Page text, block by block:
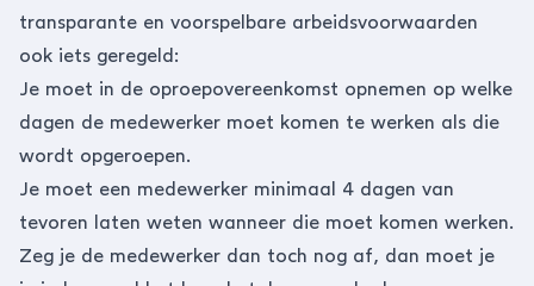
transparante en voorspelbare arbeidsvoorwaarden
ook iets geregeld:
Je moet in de oproepovereenkomst opnemen op welke
dagen de medewerker moet komen te werken als die
wordt opgeroepen.
Je moet een medewerker minimaal 4 dagen van
tevoren laten weten wanneer die moet komen werken.
Zeg je de medewerker dan toch nog af, dan moet je